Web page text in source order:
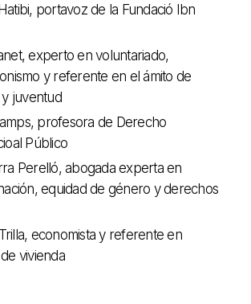
portavoz de la Fundació Ibn
experto en voluntariado,
y referente en el ámito de
juventud
profesora de Derecho
Público
Perelló, abogada experta en
equidad de género y derechos
economista y referente en
vivienda